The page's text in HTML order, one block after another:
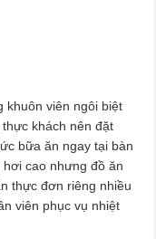
khuôn viên ngôi biệt
khách nên đặt
bữa ăn ngay tại bàn
cao nhưng đồ ăn
thực đơn riêng nhiều
viên phục vụ nhiệt